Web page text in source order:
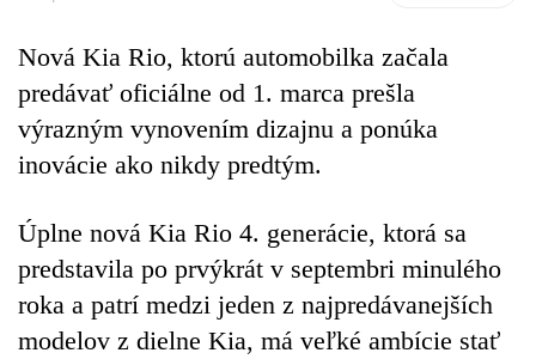
Nová Kia Rio, ktorú automobilka začala
predávať oficiálne od 1. marca prešla
výrazným vynovením dizajnu a ponúka
inovácie ako nikdy predtým.
Úplne nová Kia Rio 4. generácie, ktorá sa
predstavila po prvýkrát v septembri minulého
roka a patrí medzi jeden z najpredávanejších
modelov z dielne Kia, má veľké ambície stať